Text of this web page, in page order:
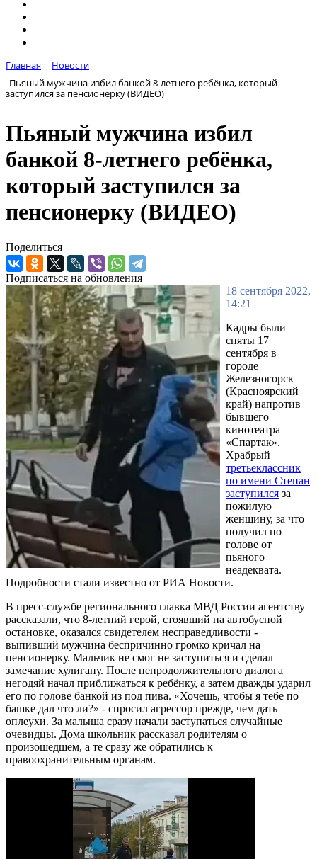
Главная
Новости
Пьяный мужчина избил банкой 8-летнего ребёнка, который
заступился за пенсионерку (ВИДЕО)
Пьяный мужчина избил
банкой 8-летнего ребёнка,
который заступился за
пенсионерку (ВИДЕО)
Поделиться
Подписаться на обновления
18 сентября 2022,
14:21
Кадры были
сняты 17
сентября в
городе
Железногорск
(Красноярский
край) напротив
бывшего
кинотеатра
«Спартак».
Храбрый
третьеклассник
по имени Степан
заступился за
пожилую
женщину, за что
получил по
голове от
пьяного
неадеквата.
Подробности стали известно от РИА Новости.
В пресс-службе регионального главка МВД России агентству
рассказали, что 8-летний герой, стоявший на автобусной
остановке, оказался свидетелем несправедливости -
выпивший мужчина беспричинно громко кричал на
пенсионерку. Мальчик не смог не заступиться и сделал
замечание хулигану. После непродолжительного диалога
негодяй начал приближаться к ребёнку, а затем дважды ударил
его по голове банкой из под пива. «Хочешь, чтобы я тебе по
башке дал что ли?» - спросил агрессор прежде, чем дать
оплеухи. За малыша сразу начали заступаться случайные
очевидцы. Дома школьник рассказал родителям о
произошедшем, а те сразу же обратились к
правоохранительным органам.